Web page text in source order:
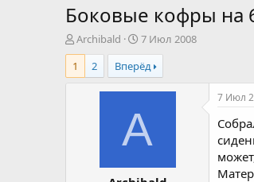
Боковые кофры на
А
в
т
о
Archibald
Д
а
т
а
н
ч
а
а
7 Июл 2008
1
2 Вперёд
A
7 Июл